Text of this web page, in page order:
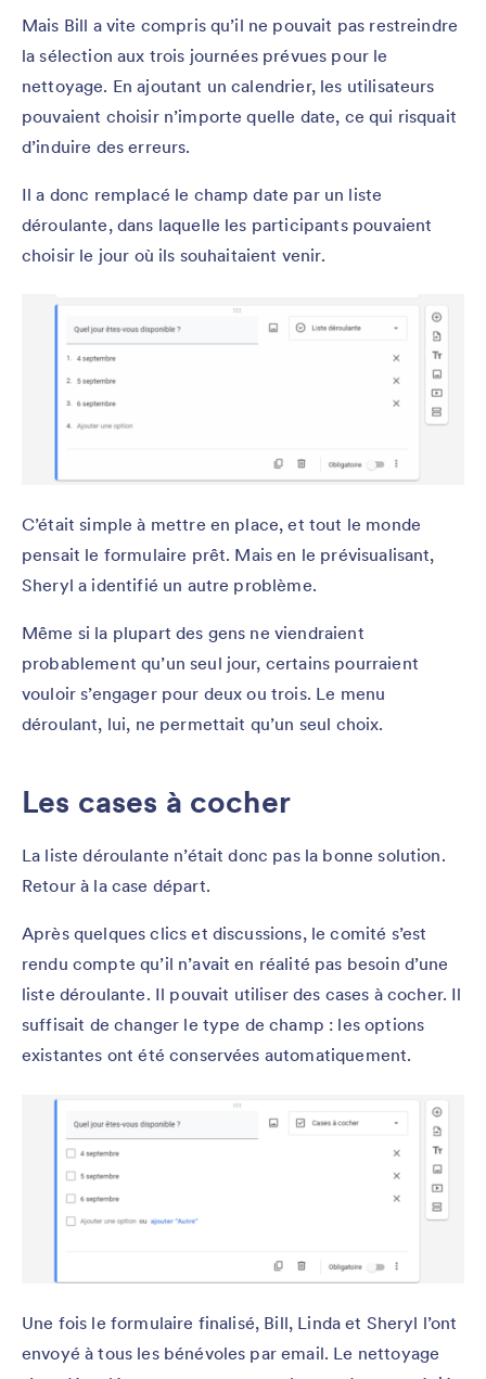
Mais Bill a vite compris qu’il ne pouvait pas restreindre
la sélection aux trois journées prévues pour le
nettoyage. En ajoutant un calendrier, les utilisateurs
pouvaient choisir n’importe quelle date, ce qui risquait
d’induire des erreurs.
Il a donc remplacé le champ date par un liste
déroulante, dans laquelle les participants pouvaient
choisir le jour où ils souhaitaient venir.
C’était simple à mettre en place, et tout le monde
pensait le formulaire prêt. Mais en le prévisualisant,
Sheryl a identifié un autre problème.
Même si la plupart des gens ne viendraient
probablement qu’un seul jour, certains pourraient
vouloir s’engager pour deux ou trois. Le menu
déroulant, lui, ne permettait qu’un seul choix.
Les cases à cocher
La liste déroulante n’était donc pas la bonne solution.
Retour à la case départ.
Après quelques clics et discussions, le comité s’est
rendu compte qu’il n’avait en réalité pas besoin d’une
liste déroulante. Il pouvait utiliser des cases à cocher. Il
suffisait de changer le type de champ : les options
existantes ont été conservées automatiquement.
Une fois le formulaire finalisé, Bill, Linda et Sheryl l’ont
envoyé à tous les bénévoles par email. Le nettoyage